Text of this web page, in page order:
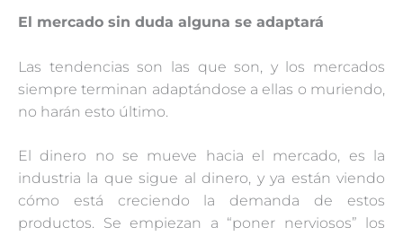
El mercado sin duda alguna se adaptará
Las tendencias son las que son, y los mercados
siempre terminan adaptándose a ellas o muriendo,
no harán esto último.
El dinero no se mueve hacia el mercado, es la
industria la que sigue al dinero, y ya están viendo
cómo está creciendo la demanda de estos
productos. Se empiezan a “poner nerviosos” los